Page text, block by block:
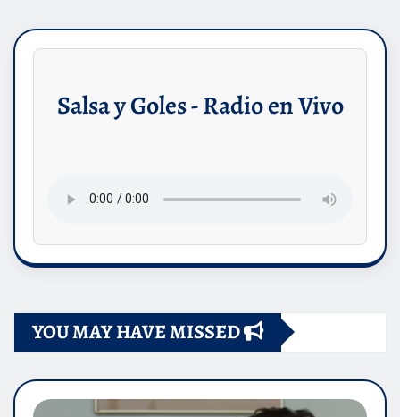
Salsa y Goles - Radio en Vivo
YOU MAY HAVE MISSED